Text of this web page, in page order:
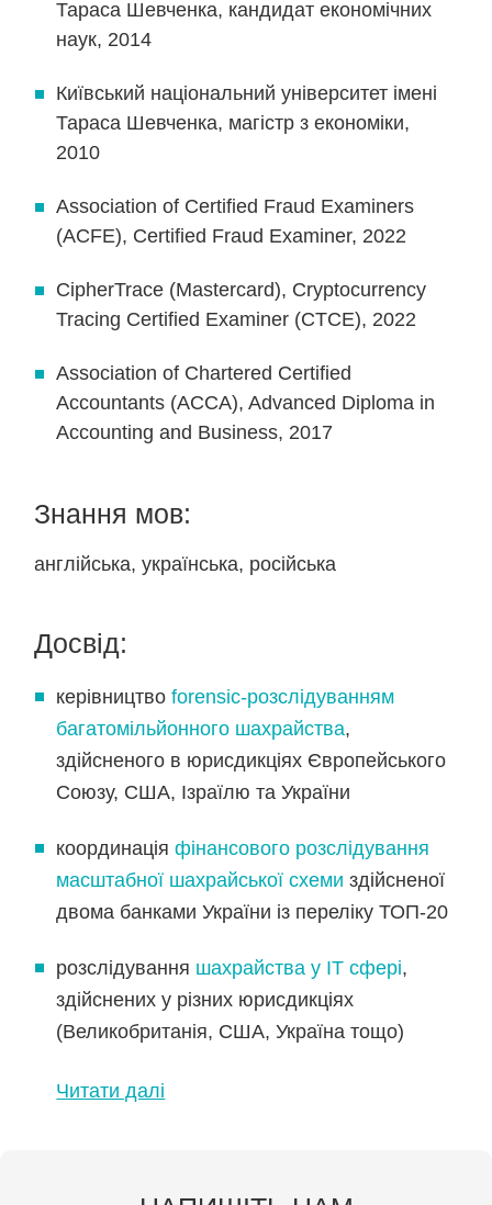
Тараса Шевченка, кандидат економічних
наук, 2014
Київський національний університет імені
Тараса Шевченка, магістр з економіки,
2010
Association of Certified Fraud Examiners
(ACFE), Certified Fraud Examiner, 2022
CipherTrace (Mastercard), Cryptocurrency
Tracing Certified Examiner (CTCE), 2022
Association of Chartered Certified
Accountants (ACCA), Advanced Diploma in
Accounting and Business, 2017
Знання мов:
англійська,українська, російська
Досвід:
керівництвоforensic-розслідуванням
багатомільйонного шахрайства,
здійсненого в юрисдикціях Європейського
Союзу, США, Ізраїлю та України
координаціяфінансового розслідування
масштабної шахрайської схеми здійсненої
двома банками України із переліку ТОП-20
розслідування шахрайства у ІТ сфері,
здійснених у різних юрисдикціях
(Великобританія, США, Україна тощо)
Читати далі